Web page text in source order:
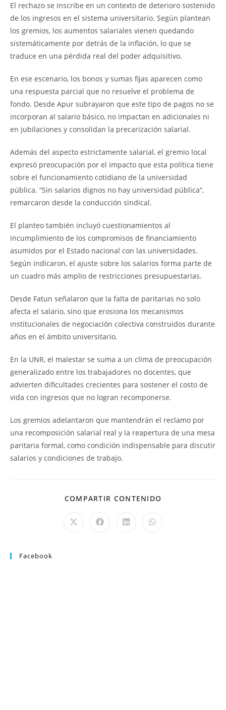
El rechazo se inscribe en un contexto de deterioro sostenido
de los ingresos en el sistema universitario. Según plantean
los gremios, los aumentos salariales vienen quedando
sistemáticamente por detrás de la inflación, lo que se
traduce en una pérdida real del poder adquisitivo.
En ese escenario, los bonos y sumas fijas aparecen como
una respuesta parcial que no resuelve el problema de
fondo. Desde Apur subrayaron que este tipo de pagos no se
incorporan al salario básico, no impactan en adicionales ni
en jubilaciones y consolidan la precarización salarial.
Además del aspecto estrictamente salarial, el gremio local
expresó preocupación por el impacto que esta política tiene
sobre el funcionamiento cotidiano de la universidad
pública. “Sin salarios dignos no hay universidad pública”,
remarcaron desde la conducción sindical.
El planteo también incluyó cuestionamientos al
incumplimiento de los compromisos de financiamiento
asumidos por el Estado nacional con las universidades.
Según indicaron, el ajuste sobre los salarios forma parte de
un cuadro más amplio de restricciones presupuestarias.
Desde Fatun señalaron que la falta de paritarias no solo
afecta el salario, sino que erosiona los mecanismos
institucionales de negociación colectiva construidos durante
años en el ámbito universitario.
En la UNR, el malestar se suma a un clima de preocupación
generalizado entre los trabajadores no docentes, que
advierten dificultades crecientes para sostener el costo de
vida con ingresos que no logran recomponerse.
Los gremios adelantaron que mantendrán el reclamo por
una recomposición salarial real y la reapertura de una mesa
paritaria formal, como condición indispensable para discutir
salarios y condiciones de trabajo.
COMPARTIR CONTENIDO
Facebook